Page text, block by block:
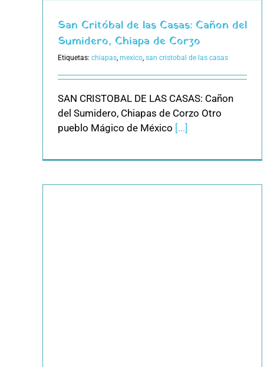
San Critóbal de las Casas: Cañon del
Sumidero, Chiapa de Corzo
Etiquetas: chiapas mexico san cristobal de las casas
SAN CRISTOBAL DE LAS CASAS: Cañon
del Sumidero, Chiapas de Corzo Otro
pueblo Mágico de México [...]